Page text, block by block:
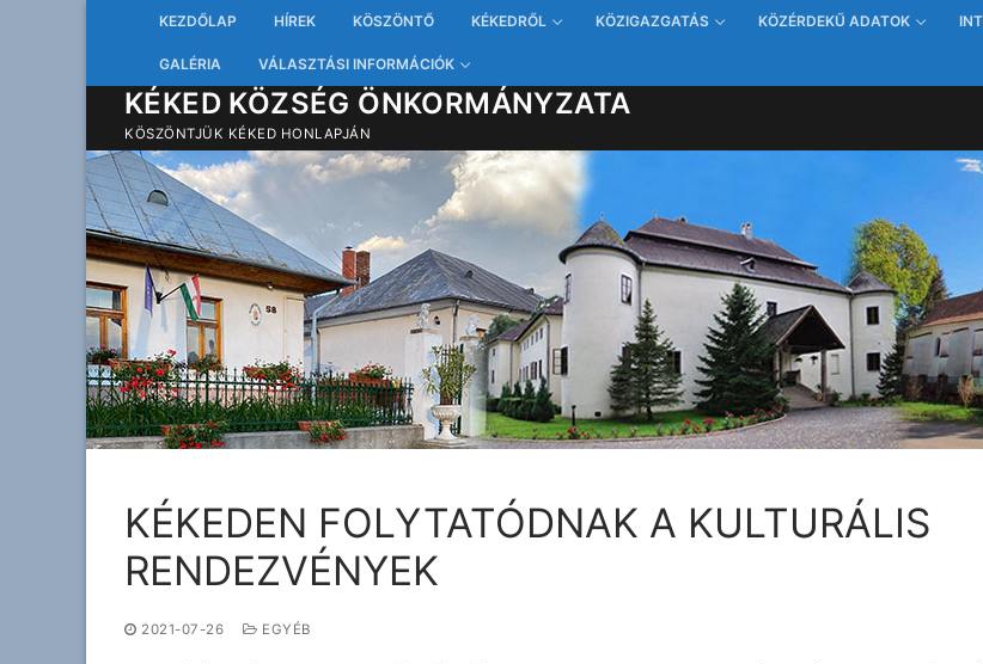
tartalomra
KEZDŐLAP HÍREK KÖSZÖNTŐ KÉKEDRŐL KÖZIGAZGATÁS KÖZÉRDEKŰ ADATOK
GALÉRIA VÁLASZTÁSI INFORMÁCIÓK
KÉKED KÖZSÉG ÖNKORMÁNYZATA
KÖSZÖNTJÜK KÉKED HONLAPJÁN
KÉKEDEN FOLYTATÓDNAK A KULTURÁLIS
RENDEZVÉNYEK
2021-07-26 EGYÉB